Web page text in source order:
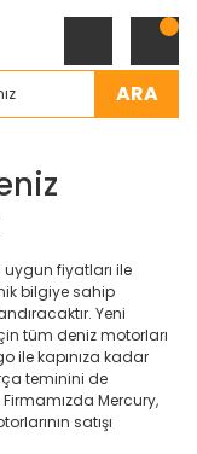
ARA
uygun fiyatları ile
bilgiye sahip
Yeni
tüm deniz motorları
ile kapınıza kadar
teminini de
Mercury,
satışı